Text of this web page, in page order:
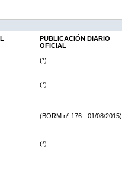
PUBLICACIÓN DIARIO
OFICIAL
(*)
(*)
(BORM nº 176 - 01/08/2015)
(*)